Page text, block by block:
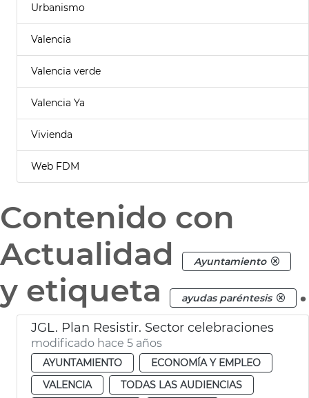
Urbanismo
Valencia
Valencia verde
Valencia Ya
Vivienda
Web FDM
Contenido con
Actualidad
Ayuntamiento
y etiqueta ayudas paréntesis .
JGL. Plan Resistir. Sector celebraciones
modificado hace 5 años
AYUNTAMIENTO
ECONOMÍA Y EMPLEO
VALENCIA
TODAS LAS AUDIENCIAS